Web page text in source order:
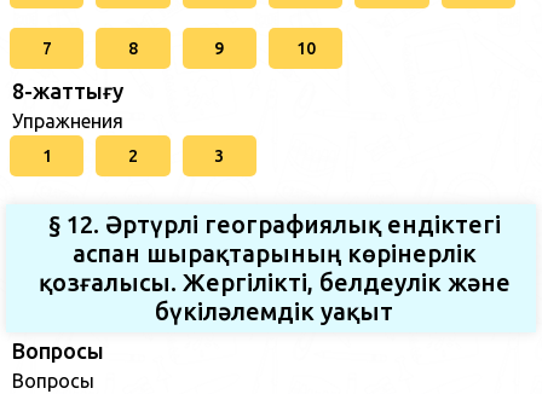
7 8 9 10
8-жаттығу
Упражнения
1 2 3
§ 12. Әртүрлі географиялық ендіктегі
аспан шырақтарының көрінерлік
қозғалысы. Жергілікті, белдеулік және
бүкіләлемдік уақыт
Вопросы
Вопросы